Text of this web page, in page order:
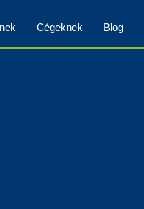
Cégeknek Blog